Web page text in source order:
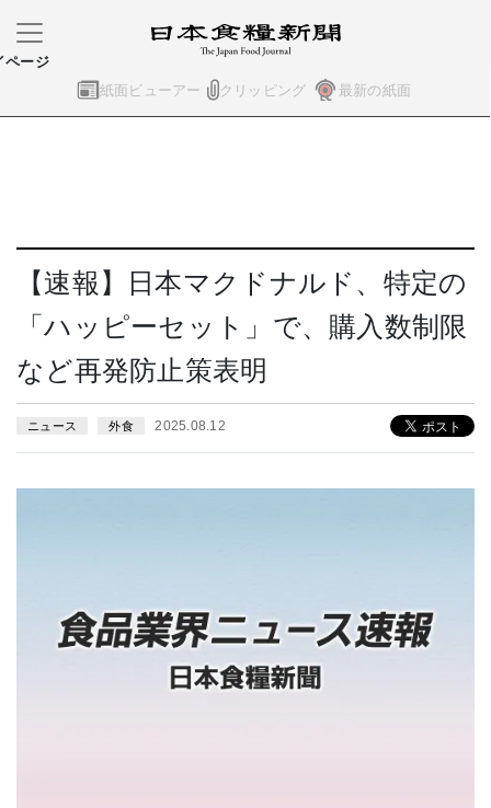
紙面ビューアー クリッピング 最新の紙面
ページ
【速報】日本マクドナルド、特定の
「ハッピーセット」で、購入数制限
など再発防止策表明
ニュース 外食 2025.08.12